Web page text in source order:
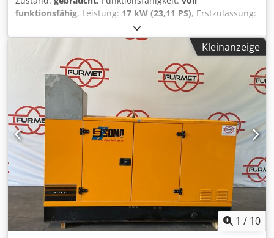
funktionsfähig, Leistung: 17 kW (23,11 PS), Erstzulassung:
Diesel, Farbe:
Diesel, Ausstattung:Hydraulik, Kfz-Zulassung, X 758 John
Deere X758 Motor: 3-Zylinder Dieselmotor, ca. 993 cm³
Hubraum, 23 PS / 17 kW. Antrieb: Permanenter
Allradantrieb (AWD/4WD), hydraulisch. Getriebe:
Hydrostatisch, 2-Pedal-Steuerung (Twin Touch). Lenkung:
Hydraulische Servolenkung. Frontzapfwelle Heckzapfwelle
Tankinhalt: ca. 20 Liter Anhängelast: Bis zu 544 kg
Wendekreis: ca. 63,5 cm (25 Zoll). inklusive: Mähdeck
Wiedenmann RMR 130 H Baujahr: 2015 Kehrmaschine
ecotech 0SGK-130 Baujahr: 2015 Salzstreuer ecotech
Baujahr : 2015 Cedpszdtkzjfx Ap Ejha Änderungen,
Tippfehler, Irrtümer und Zwischenverkauf vorbehalten.
Alle Angaben erfolgen ohne Gewähr. Der Verkauf erfolgt
unter Ausschluss jeglicher Garantie oder Gewährleistung.
Kleinanzeige
1 / 10